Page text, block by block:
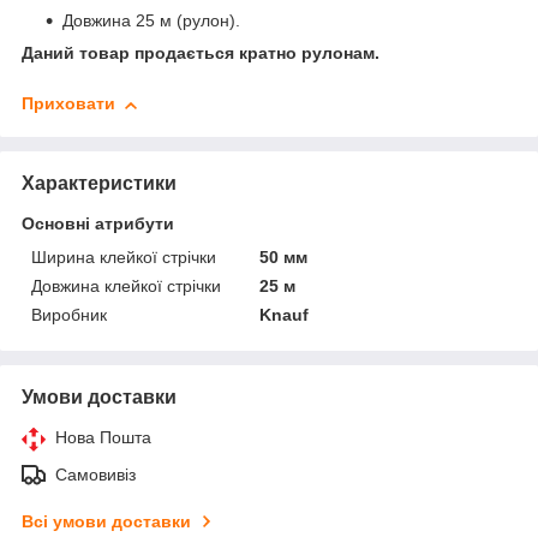
Довжина 25 м (рулон).
Даний товар продається кратно рулонам.
Приховати
Характеристики
Основні атрибути
Ширина клейкої стрічки
50 мм
Довжина клейкої стрічки
25 м
Виробник
Knauf
Умови доставки
Нова Пошта
Самовивіз
Всі умови доставки